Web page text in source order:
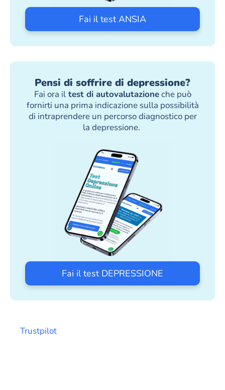
Fai il test ANSIA
Pensi di soffrire di depressione?
Fai ora iltest di autovalutazioneche può
fornirti una prima indicazione sulla possibilità
di intraprendere un percorso diagnostico per
la depressione.
Fai il test DEPRESSIONE
Trustpilot